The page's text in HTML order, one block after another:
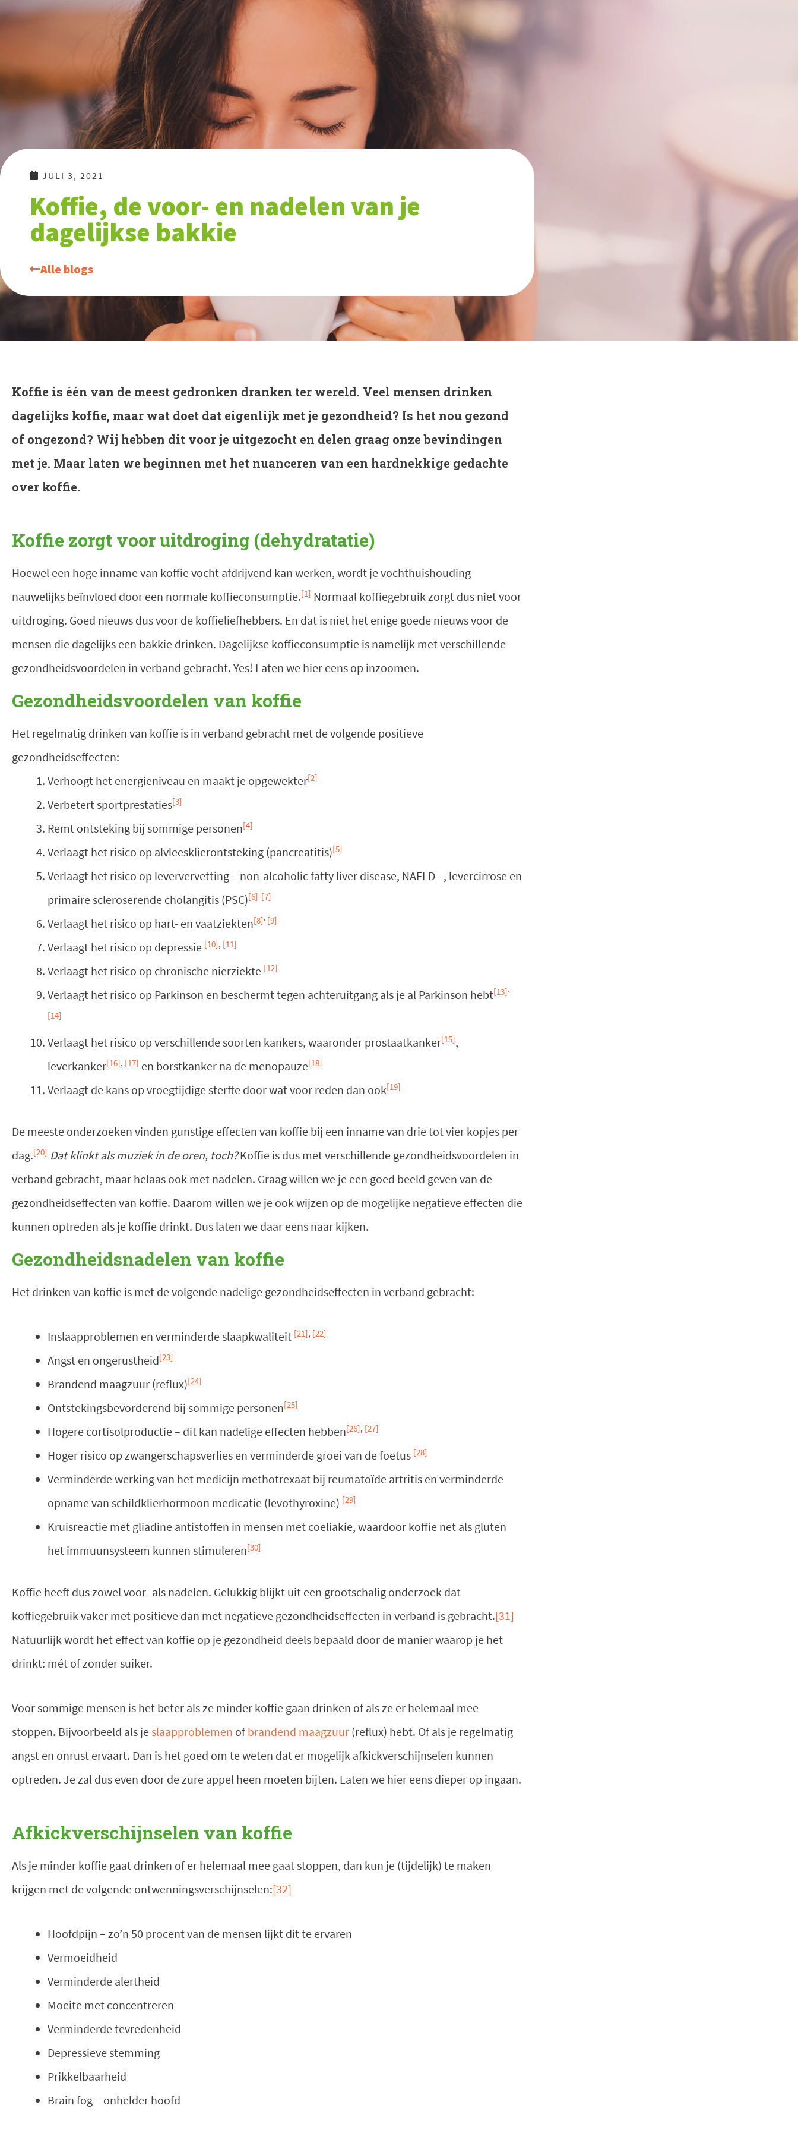
Ga
inhoud
JULI 3, 2021
Koffie, de voor- en nadelen van je
dagelijkse bakkie
Alle blogs
Koffie is één van de meest gedronken dranken ter wereld. Veel mensen drinken
dagelijks koffie, maar wat doet dat eigenlijk met je gezondheid? Is het nou gezond
of ongezond? Wij hebben dit voor je uitgezocht en delen graag onze bevindingen
met je. Maar laten we beginnen met het nuanceren van een hardnekkige gedachte
over koffie.
Koffie zorgt voor uitdroging (dehydratatie)
Hoewel een hoge inname van koffie vocht afdrijvend kan werken, wordt je vochthuishouding
nauwelijks beïnvloed door een normale koffieconsumptie.[1] Normaal koffiegebruik zorgt dus niet voor
uitdroging. Goed nieuws dus voor de koffieliefhebbers. En dat is niet het enige goede nieuws voor de
mensen die dagelijks een bakkie drinken. Dagelijkse koffieconsumptie is namelijk met verschillende
gezondheidsvoordelen in verband gebracht. Yes! Laten we hier eens op inzoomen.
Gezondheidsvoordelen van koffie
Het regelmatig drinken van koffie is in verband gebracht met de volgende positieve
gezondheidseffecten:
Verhoogt het energieniveau en maakt je opgewekter[2]
Verbetert sportprestaties[3]
Remt ontsteking bij sommige personen[4]
Verlaagt het risico op alvleesklierontsteking (pancreatitis)[5]
Verlaagt het risico op leververvetting – non-alcoholic fatty liver disease, NAFLD –, levercirrose en
primaire scleroserende cholangitis (PSC)[6], [7]
Verlaagt het risico op hart- en vaatziekten[8], [9]
Verlaagt het risico op depressie [10], [11]
Verlaagt het risico op chronische nierziekte [12]
Verlaagt het risico op Parkinson en beschermt tegen achteruitgang als je al Parkinson hebt[13],
[14]
Verlaagt het risico op verschillende soorten kankers, waaronder prostaatkanker[15],
leverkanker[16], [17] en borstkanker na de menopauze[18]
Verlaagt de kans op vroegtijdige sterfte door wat voor reden dan ook[19]
De meeste onderzoeken vinden gunstige effecten van koffie bij een inname van drie tot vier kopjes per
dag.[20] Dat klinkt als muziek in de oren, toch?Koffie is dus met verschillende gezondheidsvoordelen in
verband gebracht, maar helaas ook met nadelen. Graag willen we je een goed beeld geven van de
gezondheidseffecten van koffie. Daarom willen we je ook wijzen op de mogelijke negatieve effecten die
kunnen optreden als je koffie drinkt. Dus laten we daar eens naar kijken.
Gezondheidsnadelen van koffie
Het drinken van koffie is met de volgende nadelige gezondheidseffecten in verband gebracht:
Inslaapproblemen en verminderde slaapkwaliteit [21], [22]
Angst en ongerustheid[23]
Brandend maagzuur (reflux)[24]
Ontstekingsbevorderend bij sommige personen[25]
Hogere cortisolproductie – dit kan nadelige effecten hebben[26], [27]
Hoger risico op zwangerschapsverlies en verminderde groei van de foetus [28]
Verminderde werking van het medicijn methotrexaat bij reumatoïde artritis en verminderde
opname van schildklierhormoon medicatie (levothyroxine) [29]
Kruisreactie met gliadine antistoffen in mensen met coeliakie, waardoor koffie net als gluten
het immuunsysteem kunnen stimuleren[30]
Koffie heeft dus zowel voor- als nadelen. Gelukkig blijkt uit een grootschalig onderzoek dat
koffiegebruik vaker met positieve dan met negatieve gezondheidseffecten in verband is gebracht.[31]
Natuurlijk wordt het effect van koffie op je gezondheid deels bepaald door de manier waarop je het
drinkt: mét of zonder suiker.
Voor sommige mensen is het beter als ze minder koffie gaan drinken of als ze er helemaal mee
stoppen. Bijvoorbeeld als jeslaapproblemen ofbrandend maagzuur (reflux) hebt. Of als je regelmatig
angst en onrust ervaart. Dan is het goed om te weten dat er mogelijk afkickverschijnselen kunnen
optreden. Je zal dus even door de zure appel heen moeten bijten. Laten we hier eens dieper op ingaan.
Afkickverschijnselen van koffie
Als je minder koffie gaat drinken of er helemaal mee gaat stoppen, dan kun je (tijdelijk) te maken
krijgen met de volgende ontwenningsverschijnselen:[32]
Hoofdpijn – zo’n 50 procent van de mensen lijkt dit te ervaren
Vermoeidheid
Verminderde alertheid
Moeite met concentreren
Verminderde tevredenheid
Depressieve stemming
Prikkelbaarheid
Brain fog – onhelder hoofd